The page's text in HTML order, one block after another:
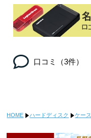
口コミ（3件）
HOME ハードディスク ケース